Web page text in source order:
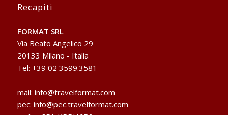
Recapiti
FORMAT SRL
Via Beato Angelico 29
20133 Milano - Italia
Tel: +39 02 3599.3581
mail: info@travelformat.com
pec: info@pec.travelformat.com